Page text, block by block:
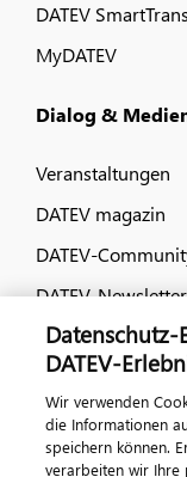
DATEV
MyDATEV
Dialog &
Veranstaltungen
DATEV magazin
DATEV-
DATEV-Newsletter
DATEV Ratgeber
DATEV-
Wir verwenden
die Informationen
speichern können.
verarbeiten wir Ihre